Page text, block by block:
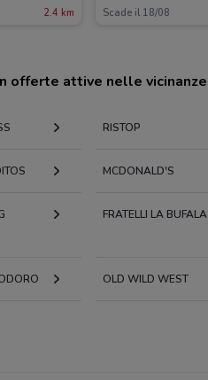
2.4 km Scade il 18/08
offerte attive nelle vicinanze
RISTOP
MCDONALD'S
FRATELLI LA BUFALA
OLD WILD WEST